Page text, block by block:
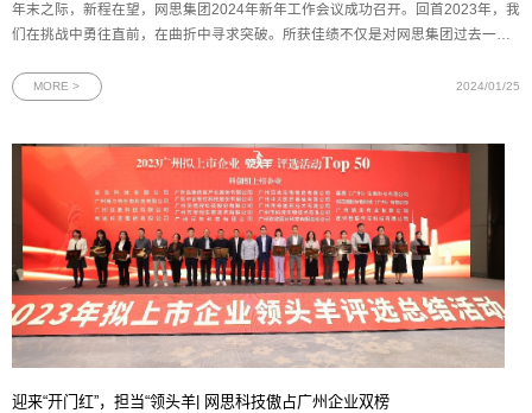
年末之际，新程在望，网思集团2024年新年工作会议成功召开。回首2023年，我
们在挑战中勇往直前，在曲折中寻求突破。所获佳绩不仅是对网思集团过去一年
MORE > 2024/01/25
迎来“开门红”，担当“领头羊| 网思科技傲占广州企业双榜